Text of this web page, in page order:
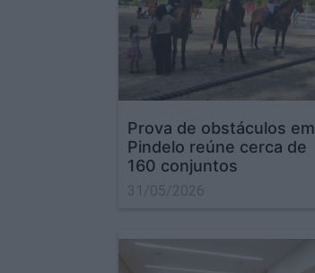
Prova de obstáculos em
Pindelo reúne cerca de
160 conjuntos